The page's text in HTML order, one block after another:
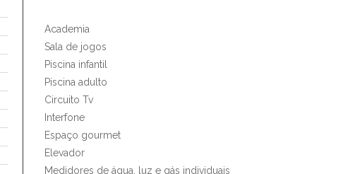
Academia
Sala de jogos
Piscina infantil
Piscina adulto
Circuito Tv
Interfone
Espaço gourmet
Elevador
Medidores de água, luz e gás individuais